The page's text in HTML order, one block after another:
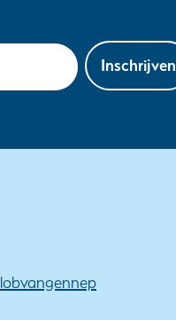
Inschrijven
lobvangennep(opent